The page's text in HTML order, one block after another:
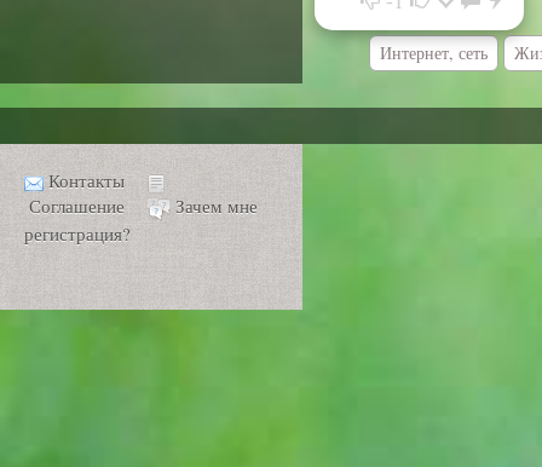
Интернет, сеть
Контакты
Соглашение
Зачем мне
регистрация?